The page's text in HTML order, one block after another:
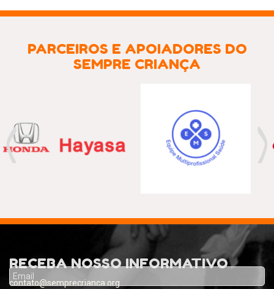
PARCEIROS E APOIADORES DO
SEMPRE CRIANÇA
RECEBA NOSSO INFORMATIVO
contato@semprecrianca.org